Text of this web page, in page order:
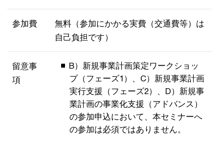
参加費
無料（参加にかかる実費（交通費等）は
自己負担です）
留意事
項
B）新規事業計画策定ワークショッ
プ（フェーズ1）、C）新規事業計画
実行支援（フェーズ2）、D）新規事
業計画の事業化支援（アドバンス）
の参加申込において、本セミナーへ
の参加は必須ではありません。